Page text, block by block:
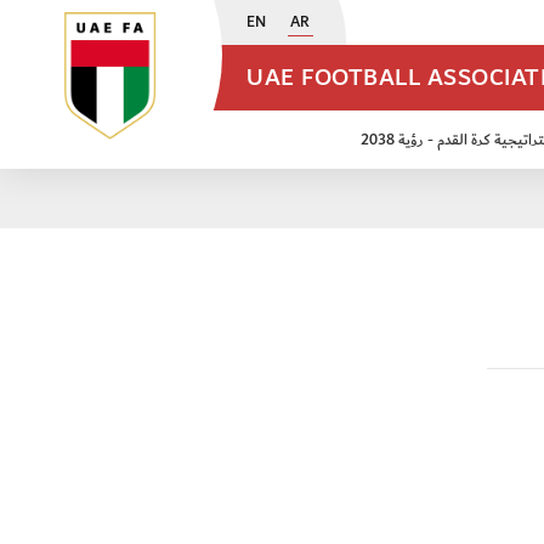
EN AR
UAE FOOTBALL
كرة القدم - رؤية 2038